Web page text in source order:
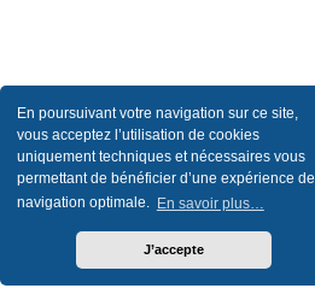
En poursuivant votre navigation sur ce site,
vous acceptez l’utilisation de cookies
uniquement techniques et nécessaires vous
permettant de bénéficier d’une expérience de
navigation optimale. En savoir plus…
J’accepte